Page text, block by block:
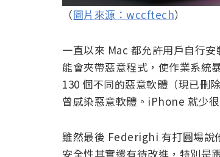
（圖片來源：wccftech）
一直以來 Mac 都允許用戶自行
能會夾帶惡意程式，使作業系統
130 個不同的惡意軟體（現已刪
曾感染惡意軟體。iPhone 就少
雖然最後 Federighi 有打圓場說
安全性其實還有待改進，特別是